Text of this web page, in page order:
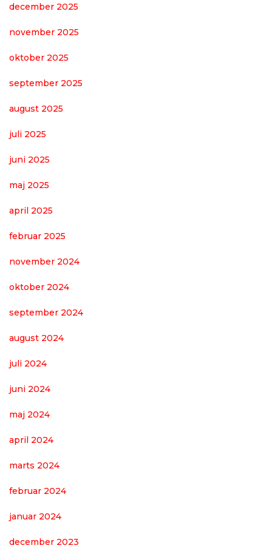
december 2025
november 2025
oktober 2025
september 2025
august 2025
juli 2025
juni 2025
maj 2025
april 2025
februar 2025
november 2024
oktober 2024
september 2024
august 2024
juli 2024
juni 2024
maj 2024
april 2024
marts 2024
februar 2024
januar 2024
december 2023